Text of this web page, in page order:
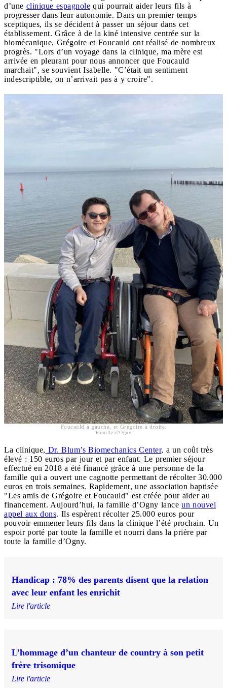
d’une clinique espagnole qui pourrait aider leurs fils à
progresser dans leur autonomie. Dans un premier temps
sceptiques, ils se décident à passer un séjour dans cet
établissement. Grâce à de la kiné intensive centrée sur la
biomécanique, Grégoire et Foucauld ont réalisé de nombreux
progrès. "Lors d’un voyage dans la clinique, ma mère est
arrivée en pleurant pour nous annoncer que Foucauld
marchait"
se souvient Isabelle. "C’était un sentiment
indescriptible, on n’arrivait pas à y croire".
Foucauld à gauche, et Grégoire à droite.
Famille d'Ogny
La clinique, Dr. Blum’s Biomechanics Center, a un coût très
élevé : 150 euros par jour et par enfant. Le premier séjour
effectué en 2018 a été financé grâce à une personne de la
famille qui a ouvert une cagnotte permettant de récolter 30.000
euros en trois semaines. Rapidement, une association baptisée
"Les amis de Grégoire et Foucauld" est créée pour aider au
financement. Aujourd’hui, la famille d’Ogny lance un nouvel
appel aux dons. Ils espèrent récolter 25.000 euros pour
pouvoir emmener leurs fils dans la clinique l’été prochain. Un
espoir porté par toute la famille et nourri dans la prière par
toute la famille d’Ogny.
Handicap : 78% des parents disent que la relation
avec leur enfant les enrichit
Lire l'article
L’hommage d’un chanteur de country à son petit
frère trisomique
Lire l'article